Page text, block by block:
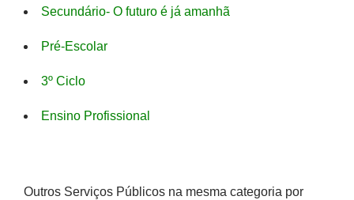
Secundário- O futuro é já amanhã
Pré-Escolar
3º Ciclo
Ensino Profissional
Outros Serviços Públicos na mesma categoria por